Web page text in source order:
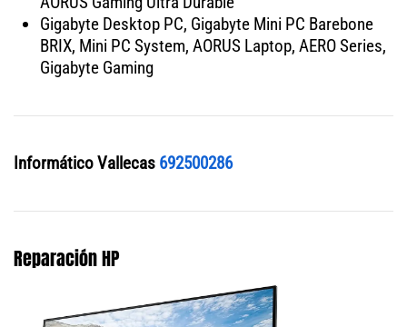
Gigabyte Desktop PC, Gigabyte Mini PC Barebone
BRIX, Mini PC System, AORUS Laptop, AERO Series,
Gigabyte Gaming
Informático Vallecas 692500286
Reparación HP